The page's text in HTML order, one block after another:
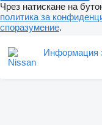
Чрез натискане на
политика за
споразумение.
Информация